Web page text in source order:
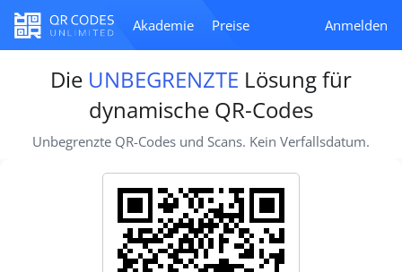
Akademie Preise Anmelden
Die UNBEGRENZTE Lösung für
dynamische QR-Codes
Unbegrenzte QR-Codes und Scans. Kein Verfallsdatum.